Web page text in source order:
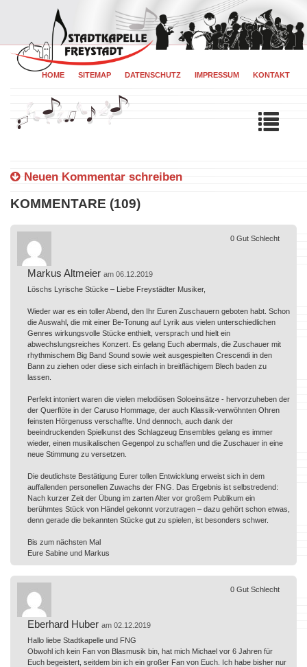
HOME SITEMAP DATENSCHUTZ IMPRESSUM KONTAKT
Neuen Kommentar schreiben
KOMMENTARE (109)
Markus Altmeier am 06.12.2019
Löschs Lyrische Stücke – Liebe Freystädter Musiker,
Wieder war es ein toller Abend, den Ihr Euren Zuschauern geboten habt. Schon
die Auswahl, die mit einer Be-Tonung auf Lyrik aus vielen unterschiedlichen
Genres wirkungsvolle Stücke enthielt, versprach und hielt ein
abwechslungsreiches Konzert. Es gelang Euch abermals, die Zuschauer mit
rhythmischem Big Band Sound sowie weit ausgespielten Crescendi in den
Bann zu ziehen oder diese sich einfach in breitflächigem Blech baden zu
lassen.
Perfekt intoniert waren die vielen melodiösen Soloeinsätze - hervorzuheben der
der Querflöte in der Caruso Hommage, der auch Klassik-verwöhnten Ohren
feinsten Hörgenuss verschaffte. Und dennoch, auch dank der
beeindruckenden Spielkunst des Schlagzeug Ensembles gelang es immer
wieder, einen musikalischen Gegenpol zu schaffen und die Zuschauer in eine
neue Stimmung zu versetzen.
Die deutlichste Bestätigung Eurer tollen Entwicklung erweist sich in dem
auffallenden personellen Zuwachs der FNG. Das Ergebnis ist selbstredend:
Nach kurzer Zeit der Übung im zarten Alter vor großem Publikum ein
berühmtes Stück von Händel gekonnt vorzutragen – dazu gehört schon etwas,
denn gerade die bekannten Stücke gut zu spielen, ist besonders schwer.
Bis zum nächsten Mal
Eure Sabine und Markus
0 Gut Schlecht
Eberhard Huber am 02.12.2019
Hallo liebe Stadtkapelle und FNG
Obwohl ich kein Fan von Blasmusik bin, hat mich Michael vor 6 Jahren für
Euch begeistert, seitdem bin ich ein großer Fan von Euch. Ich habe bisher nur
0 Gut Schlecht